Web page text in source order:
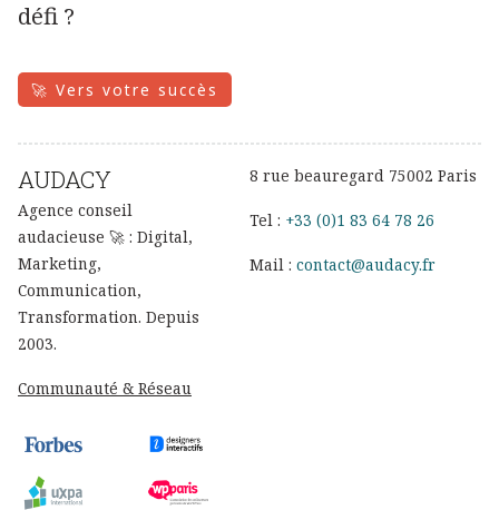
défi ?
🚀 Vers votre succès
AUDACY
Agence conseil
audacieuse 🚀 : Digital,
Marketing,
Communication,
Transformation. Depuis
2003.
Communauté & Réseau
8 rue beauregard 75002 Paris
Tel : +33 (0)1 83 64 78 26
Mail : contact@audacy.fr